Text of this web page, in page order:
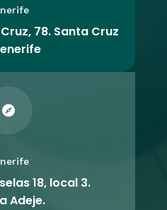
78. Santa Cruz

18, local 3.
Adeje.